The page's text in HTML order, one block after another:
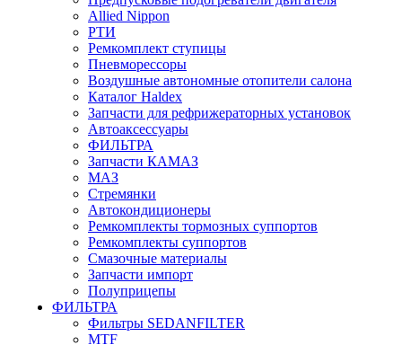
Allied Nippon
РТИ
Ремкомплект ступицы
Пневморессоры
Воздушные автономные отопители салона
Каталог Haldex
Запчасти для рефрижераторных установок
Автоаксессуары
ФИЛЬТРА
Запчасти КАМАЗ
МАЗ
Стремянки
Автокондиционеры
Ремкомплекты тормозных суппортов
Ремкомплекты суппортов
Смазочные материалы
Запчасти импорт
Полуприцепы
ФИЛЬТРА
Фильтры SEDANFILTER
MTF